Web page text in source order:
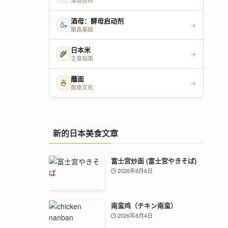
🍶 酒母：酵母启动剂
酿造基础
→
🌾 日本米
主食指南
→
🍜 蘸面
面食文化
→
新的日本美食文章
富士宮炒面 (富士宮やきそば)
2026年8月6日
南蛮鸡（チキン南蛮）
2026年8月4日